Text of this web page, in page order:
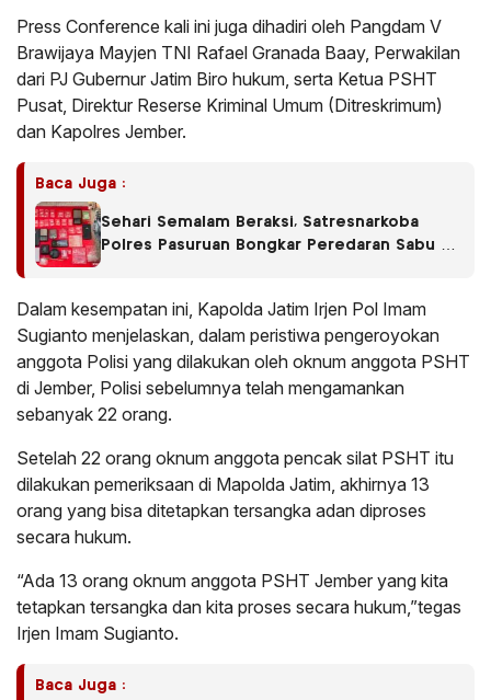
Press Conference kali ini juga dihadiri oleh Pangdam V
Brawijaya Mayjen TNI Rafael Granada Baay, Perwakilan
dari PJ Gubernur Jatim Biro hukum, serta Ketua PSHT
Pusat, Direktur Reserse Kriminal Umum (Ditreskrimum)
dan Kapolres Jember.
Baca Juga :
Sehari Semalam Beraksi, Satresnarkoba
Polres Pasuruan Bongkar Peredaran Sabu di
Dalam kesempatan ini, Kapolda Jatim Irjen Pol Imam
Sugianto menjelaskan, dalam peristiwa pengeroyokan
anggota Polisi yang dilakukan oleh oknum anggota PSHT
di Jember, Polisi sebelumnya telah mengamankan
sebanyak 22 orang.
Setelah 22 orang oknum anggota pencak silat PSHT itu
dilakukan pemeriksaan di Mapolda Jatim, akhirnya 13
orang yang bisa ditetapkan tersangka adan diproses
secara hukum.
“Ada 13 orang oknum anggota PSHT Jember yang kita
tetapkan tersangka dan kita proses secara hukum,”tegas
Irjen Imam Sugianto.
Baca Juga :